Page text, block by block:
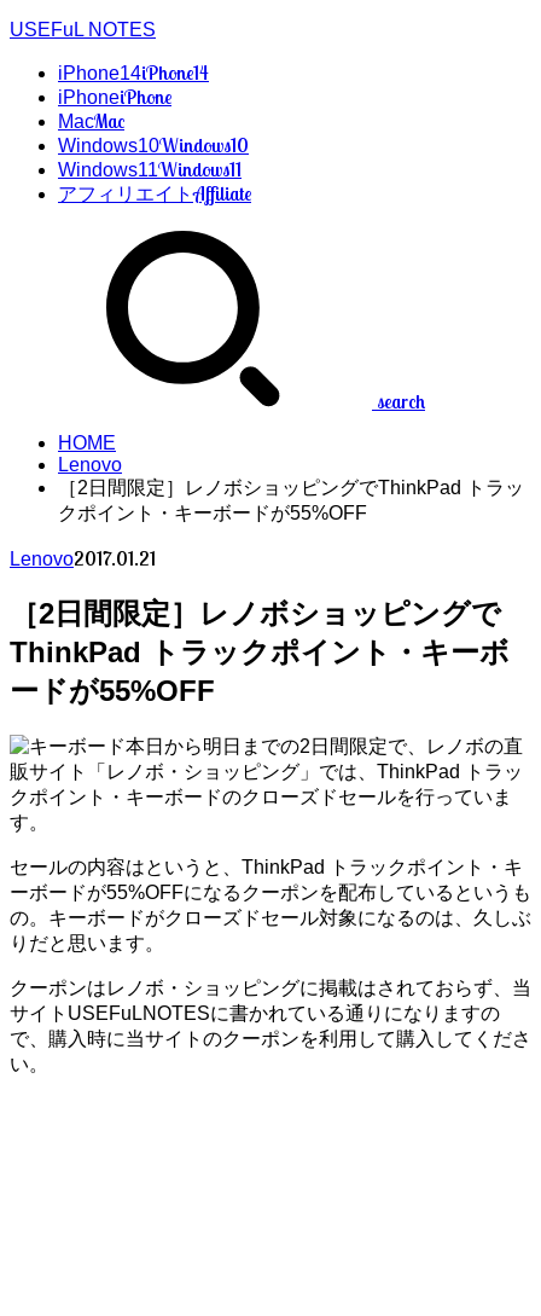
USEFuL NOTES
iPhone14iPhone14
iPhoneiPhone
MacMac
Windows10Windows10
Windows11Windows11
アフィリエイトAffiliate
search
HOME
Lenovo
［2日間限定］レノボショッピングでThinkPad トラッ
クポイント・キーボードが55%OFF
Lenovo2017.01.21
［2日間限定］レノボショッピングで
ThinkPad トラックポイント・キーボ
ードが55%OFF
本日から明日までの2日間限定で、レノボの直
販サイト「レノボ・ショッピング」では、ThinkPad トラッ
クポイント・キーボードのクローズドセールを行っていま
す。
セールの内容はというと、ThinkPad トラックポイント・キ
ーボードが55%OFFになるクーポンを配布しているというも
の。キーボードがクローズドセール対象になるのは、久しぶ
りだと思います。
クーポンはレノボ・ショッピングに掲載はされておらず、当
サイトUSEFuLNOTESに書かれている通りになりますの
で、購入時に当サイトのクーポンを利用して購入してくださ
い。